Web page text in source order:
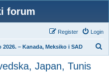
forum
Login
Register
– Kanada, Meksiko i SAD
Japan, Tunis